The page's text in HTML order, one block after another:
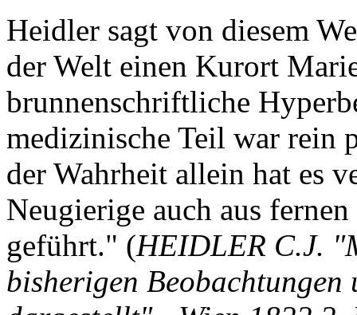
Heidler sagt von diesem
der Welt einen Kurort
brunnenschriftliche
medizinische Teil war rein
der Wahrheit allein hat es
Neugierige auch aus
geführt." (HEIDLER C.J.
bisherigen